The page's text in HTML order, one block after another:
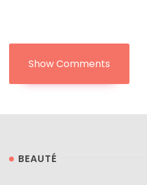
Show Comments
BEAUTÉ